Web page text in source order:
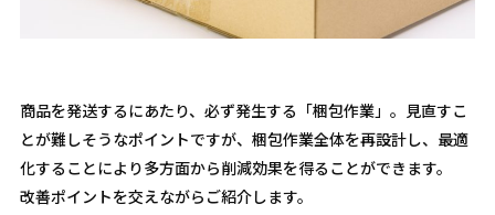
商品を発送するにあたり、必ず発生する「梱包作業」。見直すこ
とが難しそうなポイントですが、梱包作業全体を再設計し、最適
化することにより多方面から削減効果を得ることができます。
改善ポイントを交えながらご紹介します。